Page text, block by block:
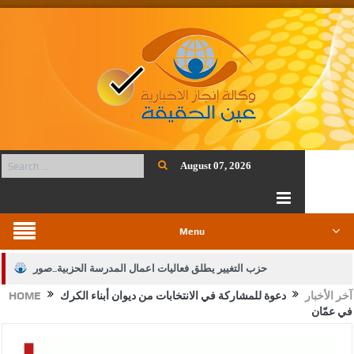
August 07, 2026
Menu
حزب التغيير يطلق فعاليات اعمال المدرسة الحزبية..صور
الجيش يفتح باب التجنيد لحملة البكالوريوس في الحقوق والقانونHOME آخر الأخبار
دعوة للمشاركة في الانتخابات من ديوان أبناء الكرك
في عمّان